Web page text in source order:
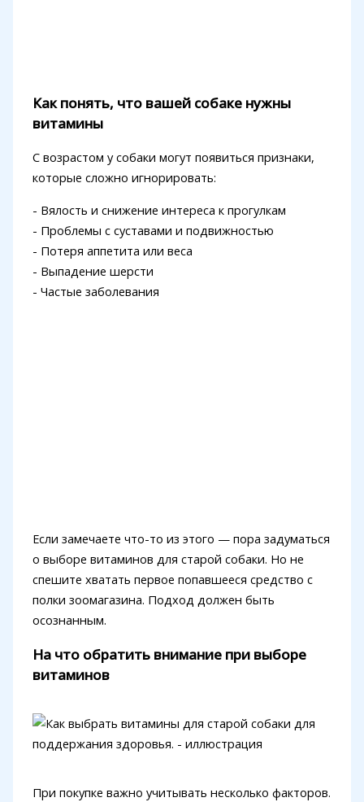
Как понять, что вашей собаке нужны
витамины
С возрастом у собаки могут появиться признаки,
которые сложно игнорировать:
- Вялость и снижение интереса к прогулкам
- Проблемы с суставами и подвижностью
- Потеря аппетита или веса
- Выпадение шерсти
- Частые заболевания
Если замечаете что-то из этого — пора задуматься
о выборе витаминов для старой собаки. Но не
спешите хватать первое попавшееся средство с
полки зоомагазина. Подход должен быть
осознанным.
На что обратить внимание при выборе
витаминов
При покупке важно учитывать несколько факторов.